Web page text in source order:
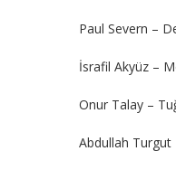
Paul Severn –
İsrafil Akyüz –
Onur Talay –
Abdullah